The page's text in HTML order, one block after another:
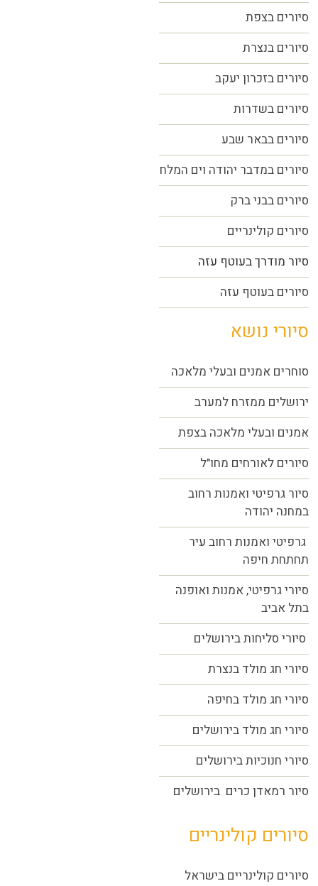
סיורים בצפת
סיורים בנצרת
סיורים בזכרון יעקב
סיורים בשדרות
סיורים בבאר שבע
סיורים במדבר יהודה וים המלח
סיורים בבני ברק
סיורים קולינריים
סיור מודרך בעוטף עזה
סיורים בעוטף עזה
סיורי נושא
סוחרים אמנים ובעלי מלאכה
ירושלים ממזרח למערב
אמנים ובעלי מלאכה בצפת
סיורים לאורחים מחו"ל
סיור גרפיטי ואמנות רחוב
במחנה יהודה
גרפיטי ואמנות רחוב עיר
תחתחת חיפה
סיורי גרפיטי, אמנות ואופנה
בתל אביב
סיורי סליחות בירושלים
סיורי חג מולד בנצרת
סיורי חג מולד בחיפה
סיורי חג מולד בירושלים
סיורי חנוכיות בירושלים
סיור רמאדן כרים בירושלים
סיורים קולינריים
סיורים קולינריים בישראל